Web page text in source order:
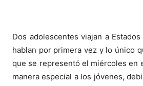
Dos adolescentes viajan a
hablan por primera vez y lo único
que se representó el miércoles en
manera especial a los jóvenes,